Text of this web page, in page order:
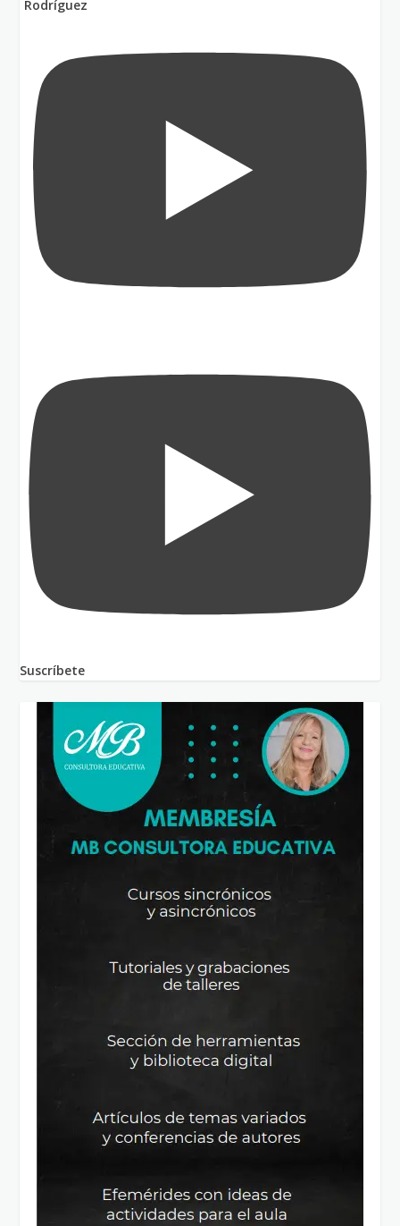
Rodríguez
Suscríbete